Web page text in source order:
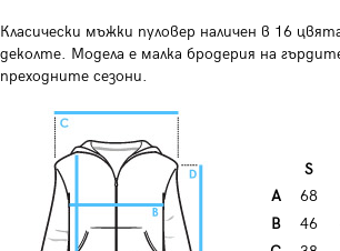
Класически мъжки пуловер наличен в 16
деколте. Модела е малка бродерия на
преходните сезони.
S
A
68
B
46